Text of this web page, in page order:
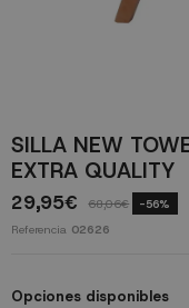
SILLA NEW
EXTRA QUALITY
29,95€ 68,06€ -56%
Referencia 02626
Opciones disponibles